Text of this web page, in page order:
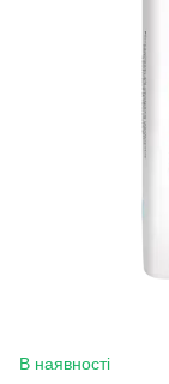
В наявності